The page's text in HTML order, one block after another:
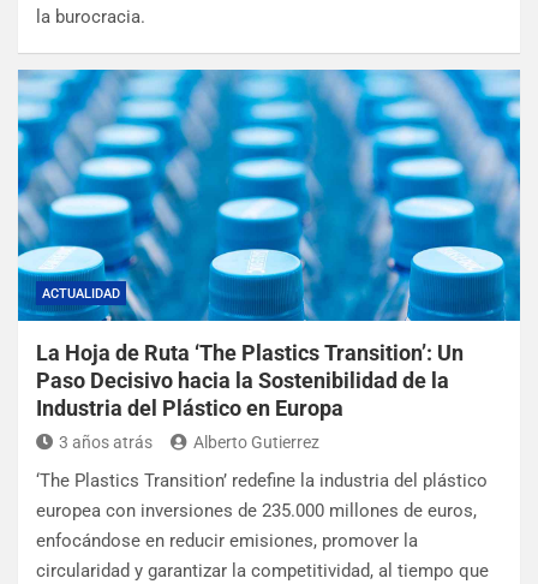
la burocracia.
ACTUALIDAD
La Hoja de Ruta ‘The Plastics Transition’: Un
Paso Decisivo hacia la Sostenibilidad de la
Industria del Plástico en Europa
3 años atrás Alberto Gutierrez
‘The Plastics Transition’ redefine la industria del plástico
europea con inversiones de 235.000 millones de euros,
enfocándose en reducir emisiones, promover la
circularidad y garantizar la competitividad, al tiempo que